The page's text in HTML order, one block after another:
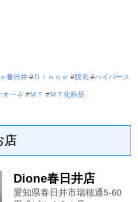
春日井 #Ｄｉｏｎｅ #脱毛 #ハイパース
オーネ #ＭＴ #ＭＴ化粧品
店
Dione春日井店
愛知県春日井市瑞穂通5-60